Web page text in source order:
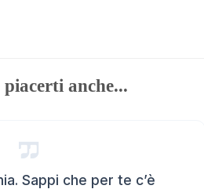
anche...
Sappi che per te c’è